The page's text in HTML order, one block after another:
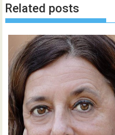
Related posts